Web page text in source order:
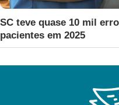
SC teve quase 10 mil
pacientes em 2025